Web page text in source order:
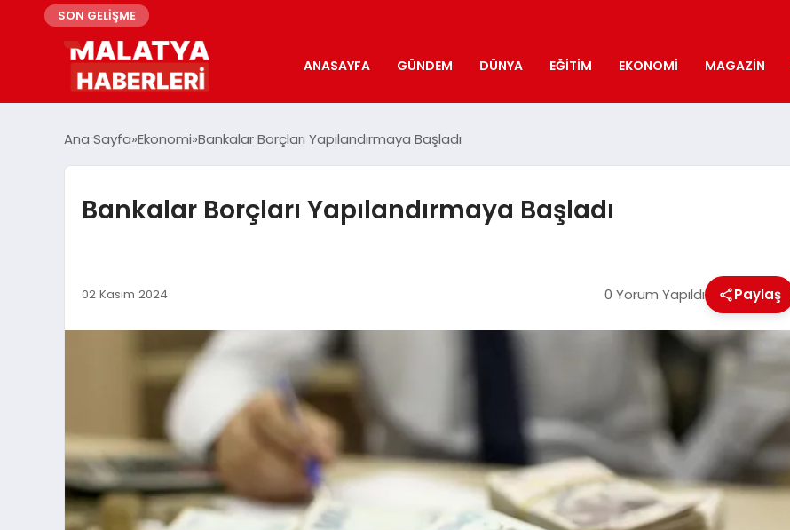
SON GELİŞME
ANASAYFA GÜNDEM DÜNYA EĞITIM EKONOMI MAGAZIN
Ana Sayfa Ekonomi Bankalar Borçları Yapılandırmaya Başladı
Bankalar Borçları Yapılandırmaya Başladı
02 Kasım 2024 0 Yorum Yapıldı Paylaş